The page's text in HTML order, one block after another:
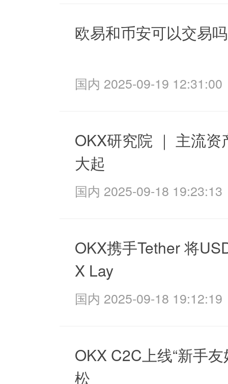
欧易和币安可以交易吗
国内 2025-09-19 12:31:00
OKX研究院 ｜ 主流
大起
国内 2025-09-18 19:23:13
OKX携手Tether 将
X Lay
国内 2025-09-18 19:12:19
OKX C2C上线“新手友
松